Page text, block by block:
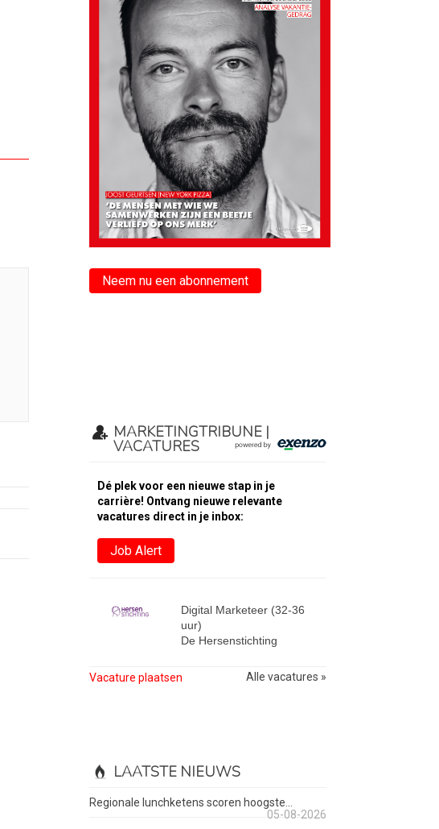
Neem nu een abonnement
MARKETINGTRIBUNE |
VACATURES
Dé plek voor een nieuwe stap in je
carrière! Ontvang nieuwe relevante
vacatures direct in je inbox:
Job Alert
Digital Marketeer (32-36
uur)
De Hersenstichting
Vacature plaatsen Alle vacatures »
LAATSTE NIEUWS
Regionale lunchketens scoren hoogste...
05-08-2026